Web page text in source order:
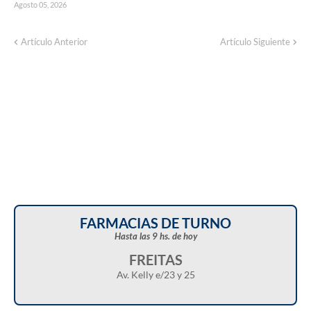
Agosto 05, 2026
Artículo Anterior Artículo Siguiente
FARMACIAS DE TURNO
Hasta las 9 hs. de hoy
FREITAS
Av. Kelly e/23 y 25